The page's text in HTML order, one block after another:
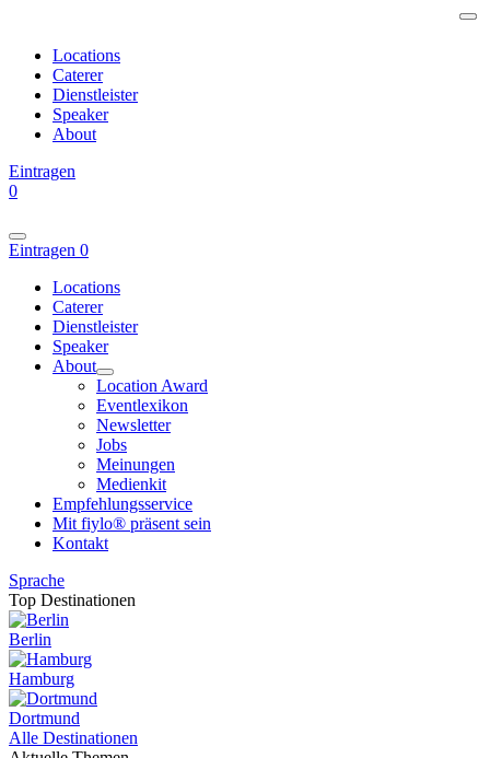
Locations
Caterer
Dienstleister
Speaker
About
Eintragen
0
Eintragen 0
Locations
Caterer
Dienstleister
Speaker
About
Location Award
Eventlexikon
Newsletter
Jobs
Meinungen
Medienkit
Empfehlungsservice
Mit fiylo® präsent sein
Kontakt
Sprache
Top Destinationen
Berlin
Hamburg
Dortmund
Alle Destinationen